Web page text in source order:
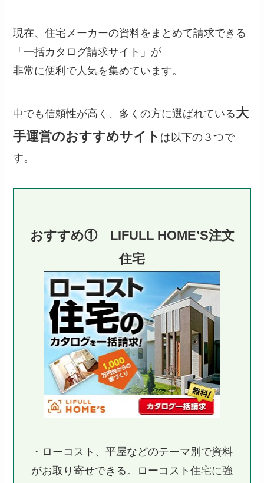
現在、住宅メーカーの資料をまとめて請求できる
「一括カタログ請求サイト」が
非常に便利で人気を集めています。
中でも信頼性が高く、多くの方に選ばれている大
手運営のおすすめサイト は以下の３つで
す。
おすすめ① LIFULL HOME’S注文
住宅
・ローコスト、平屋などのテーマ別で資料
がお取り寄せできる。ローコスト住宅に強